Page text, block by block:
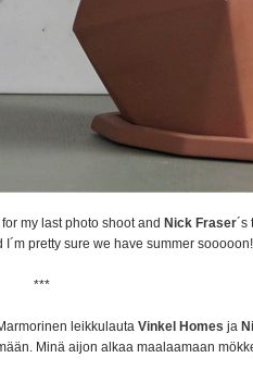
my last photo shoot and Nick Fraser´s
pretty sure we have summer sooooon!
***
leikkulauta Vinkel Homes ja
Minä aijon alkaa maalaamaan